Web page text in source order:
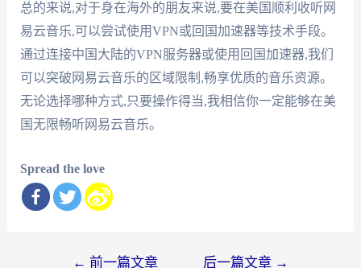
总的来说,对于身在海外的朋友来说,要在美国顺利收听网
易云音乐,可以尝试使用VPN或回国加速器等技术手段。
通过连接中国大陆的VPN服务器或使用回国加速器,我们
可以突破网易云音乐的区域限制,畅享优质的音乐资源。
无论选择哪种方式,只要操作得当,我相信你一定能够在美
国无限畅听网易云音乐。
Spread the love
← 前一篇文章 后一篇文章 →